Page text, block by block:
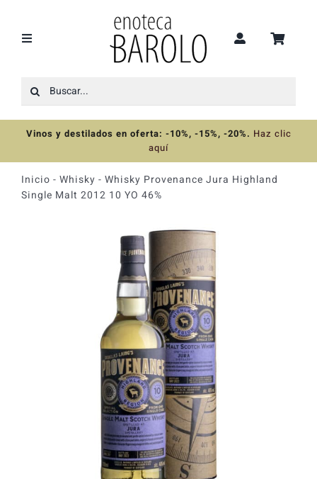
contenido
Toggle
Recomendaciones
Ofertas
Colecciones
Catas y Actividades
Buscar:
Vinos y destilados en oferta: -10%, -15%, -20%. Haz clic
aquí
Inicio - Whisky - Whisky Provenance Jura Highland
Single Malt 2012 10 YO 46%